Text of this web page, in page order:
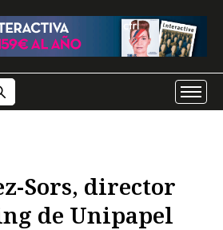
Sors, director
de Unipapel